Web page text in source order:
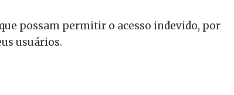
possam permitir o acesso indevido, por
usuários.